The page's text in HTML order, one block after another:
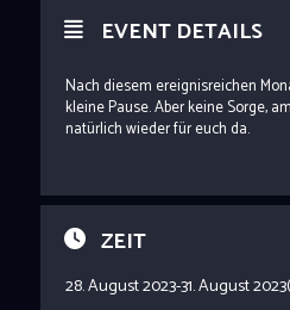
EVENT DETAILS
Nach diesem ereignisreichen
kleine Pause. Aber keine Sorge,
natürlich wieder für euch da.
ZEIT
28. August 2023-31. August 2023